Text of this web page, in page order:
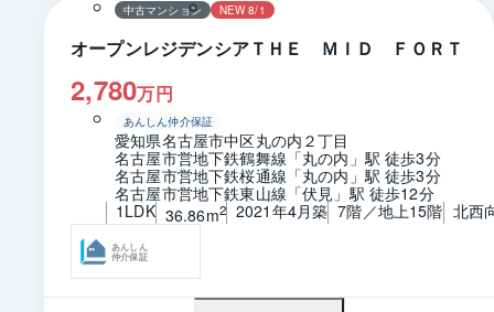
中古マンション NEW 8/1
オープンレジデンシアＴＨＥ ＭＩＤ ＦＯＲＴ
2,780万円
あんしん仲介保証
愛知県名古屋市中区丸の内２丁目
名古屋市営地下鉄鶴舞線「丸の内」駅 徒歩3分
名古屋市営地下鉄桜通線「丸の内」駅 徒歩3分
名古屋市営地下鉄東山線「伏見」駅 徒歩12分
1LDK 36.86m2 2021年4月築 7階／地上15階 北西
あんしん
仲介保証